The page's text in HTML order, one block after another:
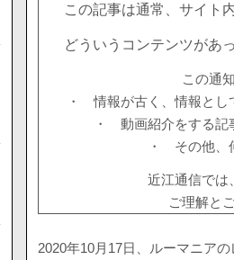
この記事は通常、サイト
どういうコンテンツがあ
この通
・ 情報が古く、情報とし
・ 動画紹介をする記
・ その他、
近江通信では
ご理解と
2020年10月17日、ルーマニア